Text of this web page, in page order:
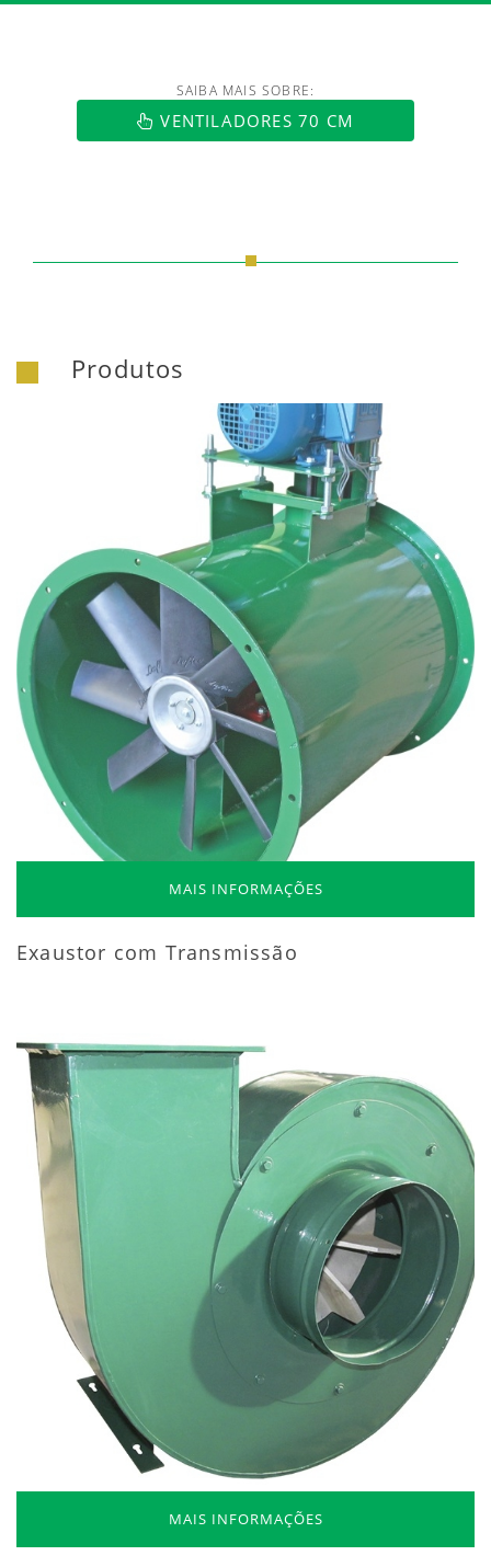
SAIBA MAIS SOBRE:
VENTILADORES 70 CM
Produtos
MAIS INFORMAÇÕES
Exaustor com Transmissão
MAIS INFORMAÇÕES